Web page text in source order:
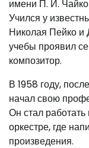
имени П. И.
Учился у
Николая Пейко и
учебы проявил
композитор.
В 1958 году,
начал свою
Он стал
оркестре, где
произведения.